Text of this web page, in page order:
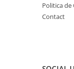
Politica
Contact